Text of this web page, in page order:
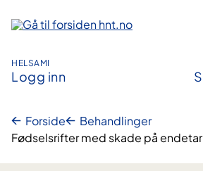
innhold
HELSAMI
Logg inn
Forside
Behandlinger
Fødselsrifter med skade på